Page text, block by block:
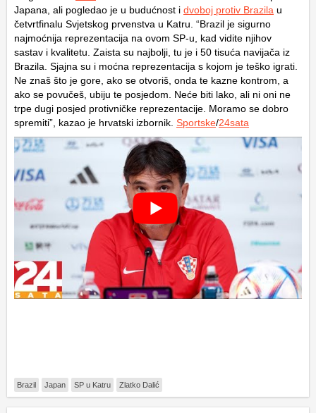
Japana, ali pogledao je u budućnost i dvoboj protiv Brazila u
četvrtfinalu Svjetskog prvenstva u Katru. “Brazil je sigurno
najmoćnija reprezentacija na ovom SP-u, kad vidite njihov
sastav i kvalitetu. Zaista su najbolji, tu je i 50 tisuća navijača iz
Brazila. Sjajna su i moćna reprezentacija s kojom je teško igrati.
Ne znaš što je gore, ako se otvoriš, onda te kazne kontrom, a
ako se povučeš, ubiju te posjedom. Neće biti lako, ali ni oni ne
trpe dugi posjed protivničke reprezentacije. Moramo se dobro
spremiti”, kazao je hrvatski izbornik. Sportske/24sata
Brazil Japan SP u Katru Zlatko Dalić